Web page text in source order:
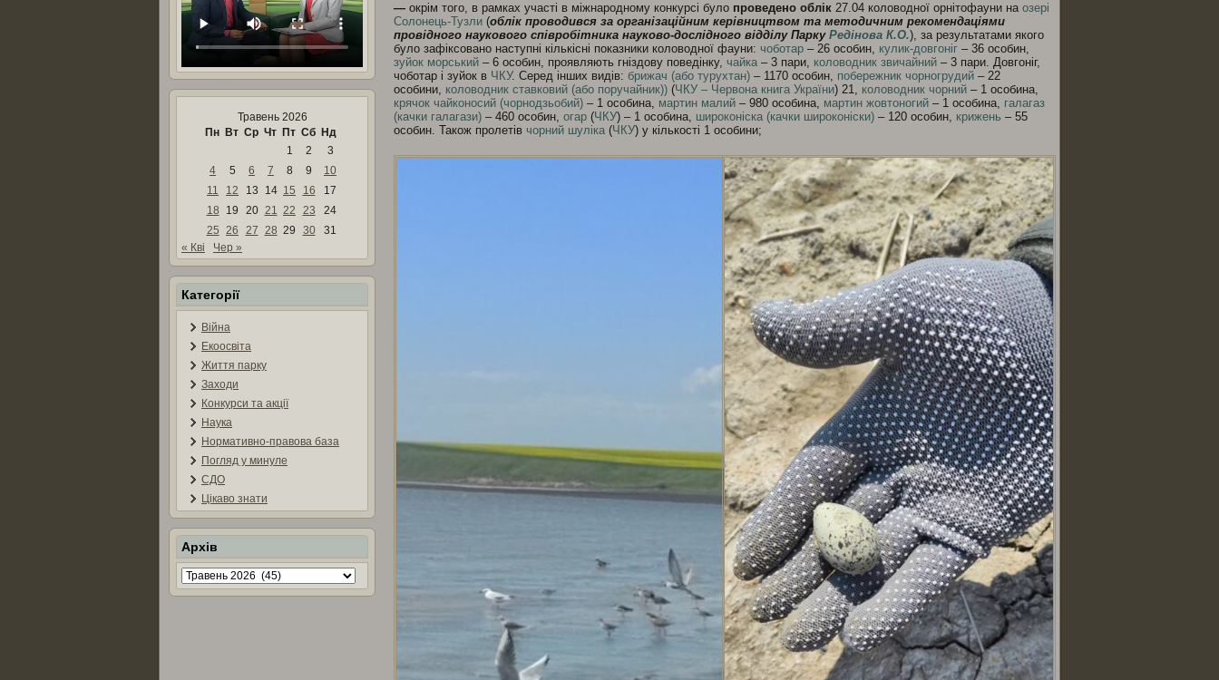
Травень 2026
Пн
Вт Ср Чт Пт Сб
Нд
1
2
3
4
5 6 7 8 9
10
11
12 13 14 15 16
17
18
19 20 21 22 23
24
25 26 27 28 29 30
31
« Кві
Чер »
Категорії
Війна
Екоосвіта
Життя парку
Заходи
Конкурси та акції
Наука
Нормативно-правова база
Погляд у минуле
СДО
Цікаво знати
Архів
Архів
— окрім того, в рамках участі в міжнародному конкурсі було проведено облік 27.04 коловодної орнітофауни на озері
Солонець-Тузли (облік проводився за організаційним керівництвом та методичним рекомендаціями
провідного наукового співробітника науково-дослідного відділу Парку Редінова К.О.), за результатами якого
було зафіксовано наступні кількісні показники коловодної фауни: чоботар – 26 особин, кулик-довгоніг – 36 особин,
зуйок морський – 6 особин, проявляють гніздову поведінку, чайка – 3 пари, коловодник звичайний – 3 пари. Довгоніг,
чоботар і зуйок в ЧКУ. Серед інших видів: брижач (або турухтан) – 1170 особин, побережник чорногрудий – 22
особини, коловодник ставковий (або поручайник)) (ЧКУ – Червона книга України) 21, коловодник чорний – 1 особина,
крячок чайконосий (чорнодзьобий) – 1 особина, мартин малий – 980 особина, мартин жовтоногий – 1 особина, галагаз
(качки галагази) – 460 особин, огар (ЧКУ) – 1 особина, широконіска (качки широконіски) – 120 особин, крижень – 55
особин. Також пролетів чорний шуліка (ЧКУ) у кількості 1 особини;